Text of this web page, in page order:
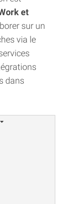
et
sur un
via le
dans